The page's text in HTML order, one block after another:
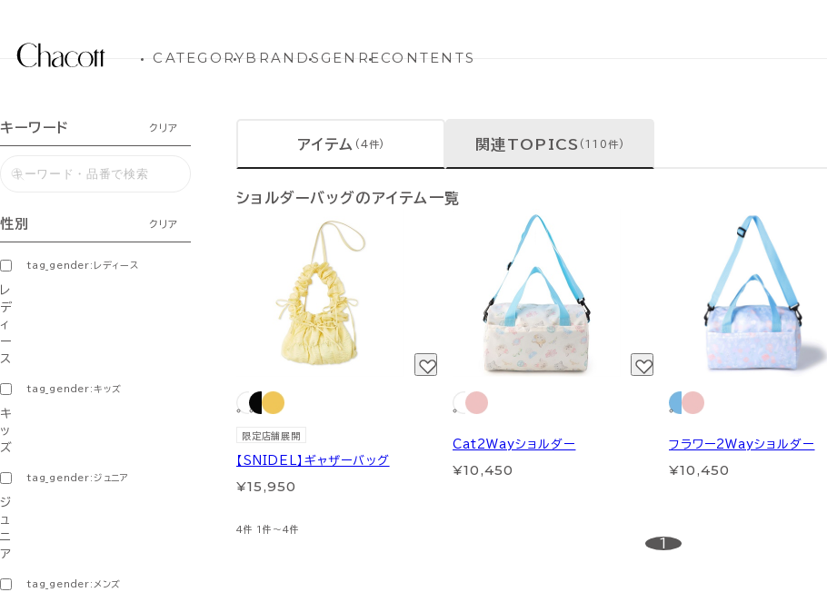
CATEGORYBRANDSGENRECONTENTS
キーワード クリア
性別 クリア
tag_gender:レディース
レ
デ
ィ
ー
ス
tag_gender:キッズ
キ
ッ
ズ
tag_gender:ジュニア
ジ
ュ
ニ
ア
tag_gender:メンズ
アイテム (4件) 関連TOPICS (110件)
ショルダーバッグのアイテム一覧
限定店舗展開
【SNIDEL】ギャザーバッグ
¥15,950
Cat2Wayショルダー
¥10,450
フラワー2Wayショルダー
¥10,450
4件 1件～4件
1